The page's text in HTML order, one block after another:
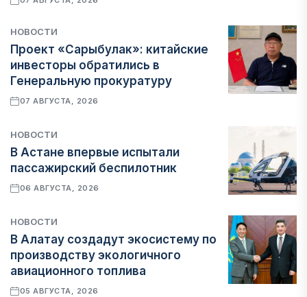
НОВОСТИ
Проект «Сарыбулак»: китайские
инвесторы обратились в
Генеральную прокуратуру
07 АВГУСТА, 2026
НОВОСТИ
В Астане впервые испытали
пассажирский беспилотник
06 АВГУСТА, 2026
НОВОСТИ
В Алатау создадут экосистему по
производству экологичного
авиационного топлива
05 АВГУСТА, 2026